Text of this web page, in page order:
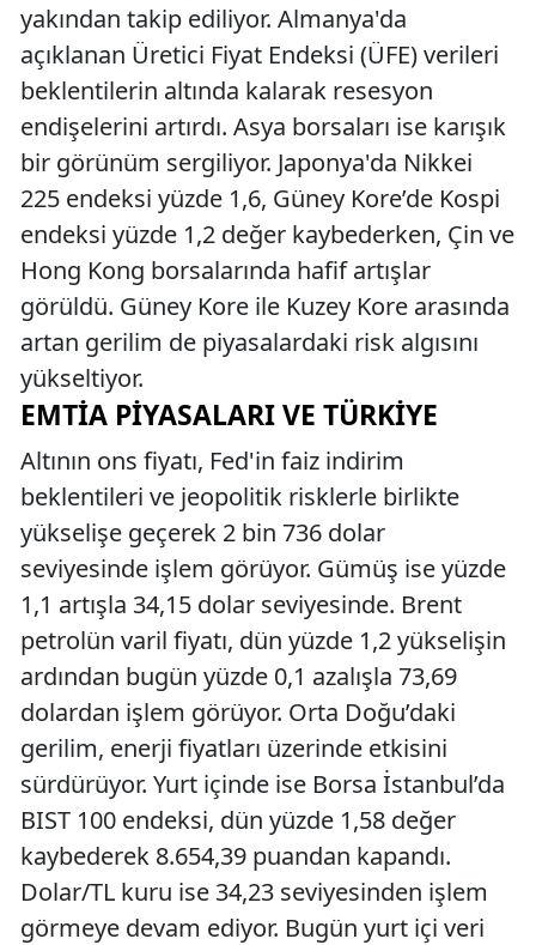
yakından takip ediliyor. Almanya'da
açıklanan Üretici Fiyat Endeksi (ÜFE) verileri
beklentilerin altında kalarak resesyon
endişelerini artırdı. Asya borsaları ise karışık
bir görünüm sergiliyor. Japonya'da Nikkei
225 endeksi yüzde 1,6, Güney Kore’de Kospi
endeksi yüzde 1,2 değer kaybederken, Çin ve
Hong Kong borsalarında hafif artışlar
görüldü. Güney Kore ile Kuzey Kore arasında
artan gerilim de piyasalardaki risk algısını
yükseltiyor.
EMTIA PIYASALARI VE TÜRKIYE
Altının ons fiyatı, Fed'in faiz indirim
beklentileri ve jeopolitik risklerle birlikte
yükselişe geçerek 2 bin 736 dolar
seviyesinde işlem görüyor. Gümüş ise yüzde
1,1 artışla 34,15 dolar seviyesinde. Brent
petrolün varil fiyatı, dün yüzde 1,2 yükselişin
ardından bugün yüzde 0,1 azalışla 73,69
dolardan işlem görüyor. Orta Doğu’daki
gerilim, enerji fiyatları üzerinde etkisini
sürdürüyor. Yurt içinde ise Borsa İstanbul’da
BIST 100 endeksi, dün yüzde 1,58 değer
kaybederek 8.654,39 puandan kapandı.
Dolar/TL kuru ise 34,23 seviyesinden işlem
görmeye devam ediyor. Bugün yurt içi veri